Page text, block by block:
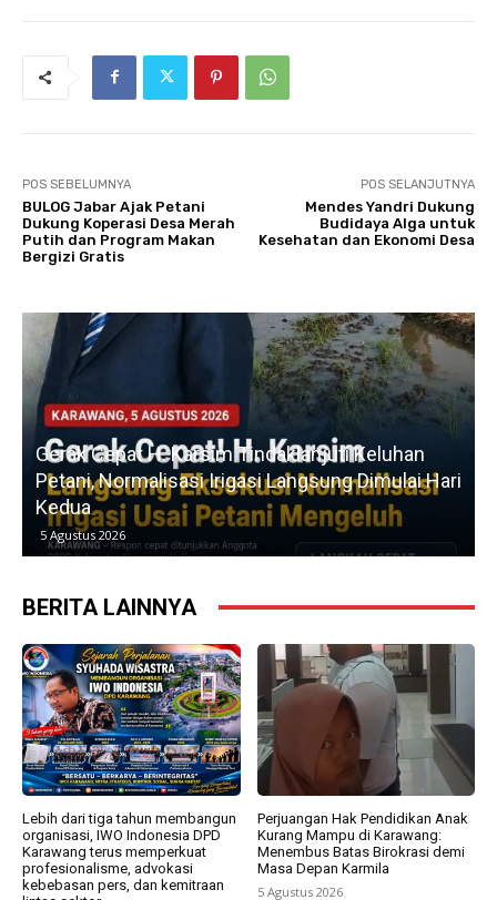
POS SEBELUMNYA
BULOG Jabar Ajak Petani
Dukung Koperasi Desa Merah
Putih dan Program Makan
Bergizi Gratis
POS SELANJUTNYA
Mendes Yandri Dukung
Budidaya Alga untuk
Kesehatan dan Ekonomi Desa
Gerak Cepat H. Karsim Tindaklanjuti Keluhan
Petani, Normalisasi Irigasi Langsung Dimulai Hari
Kedua
5 Agustus 2026
BERITA LAINNYA
Lebih dari tiga tahun membangun
organisasi, IWO Indonesia DPD
Karawang terus memperkuat
profesionalisme, advokasi
kebebasan pers, dan kemitraan
Perjuangan Hak Pendidikan Anak
Kurang Mampu di Karawang:
Menembus Batas Birokrasi demi
Masa Depan Karmila
5 Agustus 2026